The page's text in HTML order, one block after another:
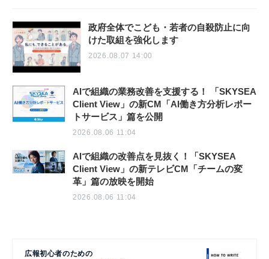
政府全体でこども・若者の自殺防止に向
けた取組を強化します
2026.08.07 14:00
AIで組織の業務改善を支援する！ 「SKYSEA
Client View」の新CM「AI働き方分析レポー
トサービス」篇を公開
2026.08.06 11:04
AIで組織の改善点を見抜く！「SKYSEA
Client View」の新テレビCM「チームの変
革」篇の放映を開始
2026.08.06 11:04
広報初心者のための